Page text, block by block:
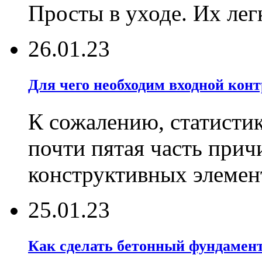
Просты в уходе. Их
26.01.23
Для чего необходим входной
К сожалению,
почти пятая часть
конструктивных
25.01.23
Как сделать бетонный